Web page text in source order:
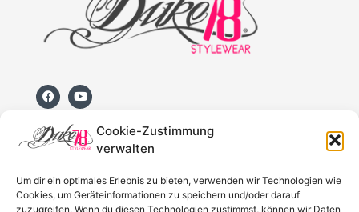
Cookie-Zustimmung
verwalten
Um dir ein optimales Erlebnis zu bieten, verwenden wir Technologien wie
Cookies, um Geräteinformationen zu speichern und/oder darauf
zuzugreifen. Wenn du diesen Technologien zustimmst, können wir Daten
Blog